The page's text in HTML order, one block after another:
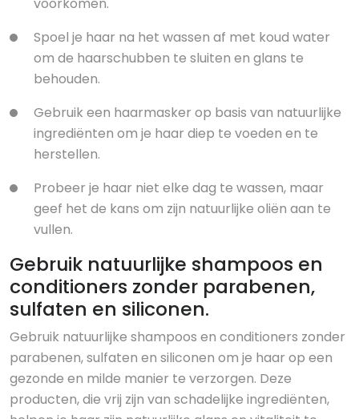
Spoel je haar na het wassen af met koud water
om de haarschubben te sluiten en glans te
behouden.
Gebruik een haarmasker op basis van natuurlijke
ingrediënten om je haar diep te voeden en te
herstellen.
Probeer je haar niet elke dag te wassen, maar
geef het de kans om zijn natuurlijke oliën aan te
vullen.
Gebruik natuurlijke shampoos en
conditioners zonder parabenen,
sulfaten en siliconen.
Gebruik natuurlijke shampoos en conditioners zonder
parabenen, sulfaten en siliconen om je haar op een
gezonde en milde manier te verzorgen. Deze
producten, die vrij zijn van schadelijke ingrediënten,